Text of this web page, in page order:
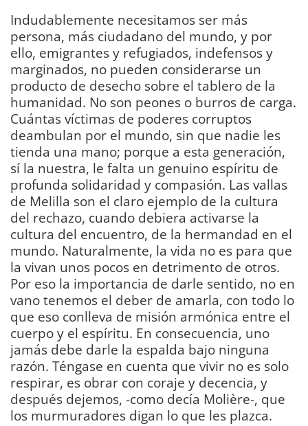
Indudablemente necesitamos ser más
persona, más ciudadano del mundo, y por
ello, emigrantes y refugiados, indefensos y
marginados, no pueden considerarse un
producto de desecho sobre el tablero de la
humanidad. No son peones o burros de carga.
Cuántas víctimas de poderes corruptos
deambulan por el mundo, sin que nadie les
tienda una mano; porque a esta generación,
sí la nuestra, le falta un genuino espíritu de
profunda solidaridad y compasión. Las vallas
de Melilla son el claro ejemplo de la cultura
del rechazo, cuando debiera activarse la
cultura del encuentro, de la hermandad en el
mundo. Naturalmente, la vida no es para que
la vivan unos pocos en detrimento de otros.
Por eso la importancia de darle sentido, no en
vano tenemos el deber de amarla, con todo lo
que eso conlleva de misión armónica entre el
cuerpo y el espíritu. En consecuencia, uno
jamás debe darle la espalda bajo ninguna
razón. Téngase en cuenta que vivir no es solo
respirar, es obrar con coraje y decencia, y
después dejemos, -como decía Molière-, que
los murmuradores digan lo que les plazca.